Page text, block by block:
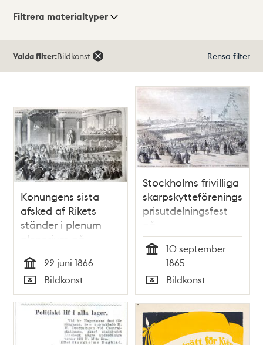
Visningsläge
Filtrera materialtyper
träffar
Valda filter:Bildkonst Rensa filter
Konungens sista
afsked af Rikets
ständer i plenum
plenorium på
Rikssalen den 22 juni
1866. Litografisk bild
Ny Illustrerad
Tidning, nr 27 den 7
juli 1866
Tid
22 juni 1866
Typ
Bildkonst
Stockholms frivilliga
skarpskytteförenings
prisutdelningsfest
på
Ladugårdsgärdet
den 10 september
Originalteckning af
F. G. Nordman.
Litografi i Illustrerad
Tidning, nr 37 den 16
september 1865.
10 september
1865
Typ
Bildkonst